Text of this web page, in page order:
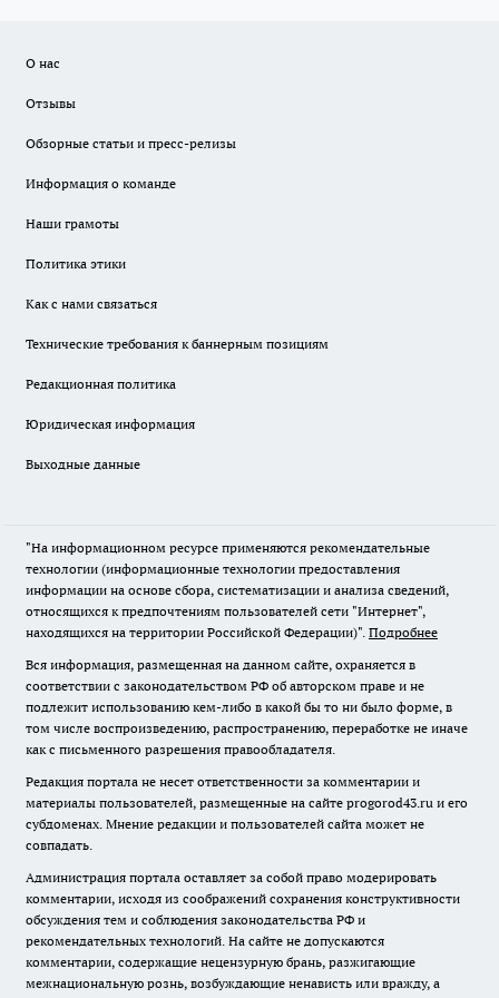
О нас
Отзывы
Обзорные статьи и пресс-релизы
Информация о команде
Наши грамоты
Политика этики
Как с нами связаться
Технические требования к баннерным позициям
Редакционная политика
Юридическая информация
Выходные данные
"На информационном ресурсе применяются рекомендательные
технологии (информационные технологии предоставления
информации на основе сбора, систематизации и анализа сведений,
относящихся к предпочтениям пользователей сети "Интернет",
находящихся на территории Российской Федерации)". Подробнее
Вся информация, размещенная на данном сайте, охраняется в
соответствии с законодательством РФ об авторском праве и не
подлежит использованию кем-либо в какой бы то ни было форме, в
том числе воспроизведению, распространению, переработке не иначе
как с письменного разрешения правообладателя.
Редакция портала не несет ответственности за комментарии и
материалы пользователей, размещенные на сайте progorod43.ru и его
субдоменах. Мнение редакции и пользователей сайта может не
совпадать.
Администрация портала оставляет за собой право модерировать
комментарии, исходя из соображений сохранения конструктивности
обсуждения тем и соблюдения законодательства РФ и
рекомендательных технологий. На сайте не допускаются
комментарии, содержащие нецензурную брань, разжигающие
межнациональную рознь, возбуждающие ненависть или вражду, а